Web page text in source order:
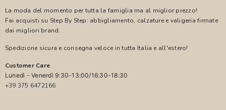
La moda del momento per tutta la famiglia ma al miglior prezzo!
Fai acquisti su Step By Step: abbigliamento, calzature e valigeria firmate
dai migliori brand.
Spedizione sicura e consegna veloce in tutta Italia e all'estero!
Customer Care
Lunedì - Venerdì 9:30-13:00/16:30-18:30
+39 375 6472166